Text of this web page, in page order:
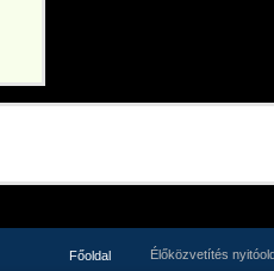
Élőközvetítés
Főoldal